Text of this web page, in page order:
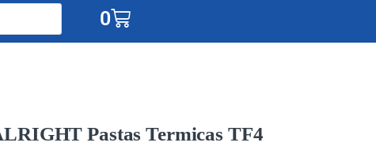
0
Pastas Termicas TF4